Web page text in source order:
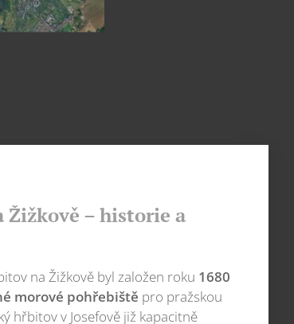
Žižkově – historie a
na Žižkově byl založen roku 1680
morové pohřebiště pro pražskou
hřbitov v Josefově již kapacitně